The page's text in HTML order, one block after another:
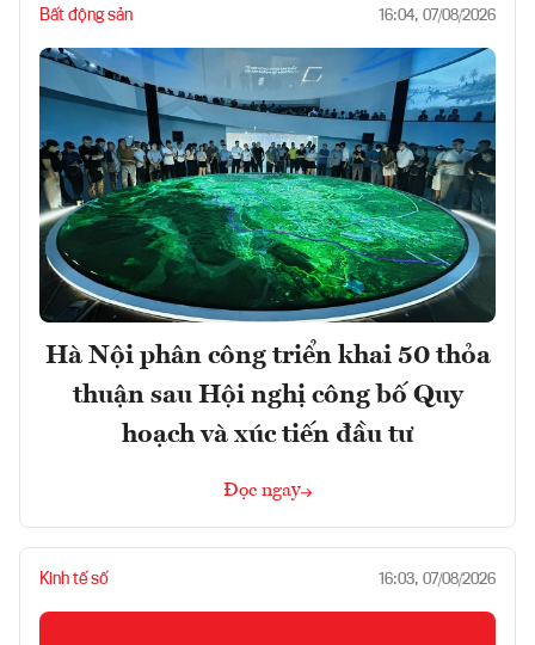
Bất động sản 16:04, 07/08/2026
Hà Nội phân công triển khai 50 thỏa
thuận sau Hội nghị công bố Quy
hoạch và xúc tiến đầu tư
Đọc ngay
Kinh tế số 16:03, 07/08/2026